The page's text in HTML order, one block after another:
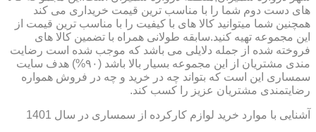
های دست دوم شما را با مناسب ترین قیمت خریداری می کند
همچنین شما میتوانید کالا های با کیفیت را با مناسب ترین قیمت از
این مجموعه تهیه کنید.سابقه طولانی همراه با تضمین کالا های
فروخته شده از جمله دلایلی می باشد که موجب شده است رضایت
مندی مشتریان از این مجموعه بسیار بالا باشد (۹۰%) هدف سایت
سمساری این است که بتواند چه در خرید و چه در فروش همواره
رضایتمندی مشتریان عزیز را کسب کند.
آشنایی با موارد خرید لوازم کارکرده از سمساری در سال 1401